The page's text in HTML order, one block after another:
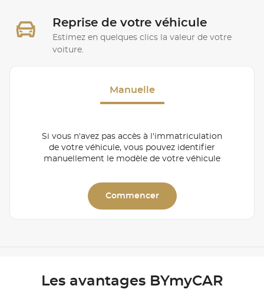
Reprise de votre véhicule
Estimez en quelques clics la valeur de votre
voiture.
Manuelle
Si vous n'avez pas accès à l'immatriculation
de votre véhicule, vous pouvez identifier
manuellement le modèle de votre véhicule
Commencer
Les avantages BYmyCAR